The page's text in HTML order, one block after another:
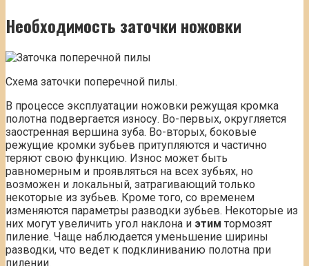
Необходимость заточки ножовки
Схема заточки поперечной пилы.
В процессе эксплуатации ножовки режущая кромка
полотна подвергается износу. Во-первых, округляется
заостренная вершина зуба. Во-вторых, боковые
режущие кромки зубьев притупляются и частично
теряют свою функцию. Износ может быть
равномерным и проявляться на всех зубьях, но
возможен и локальный, затрагивающий только
некоторые из зубьев. Кроме того, со временем
изменяются параметры разводки зубьев. Некоторые из
них могут увеличить угол наклона и этим тормозят
пиление. Чаще наблюдается уменьшение ширины
разводки, что ведет к подклиниванию полотна при
пилении.